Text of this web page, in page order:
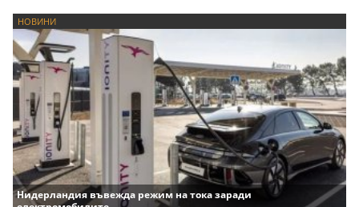
НОВИНИ
Нидерландия въвежда режим на тока заради